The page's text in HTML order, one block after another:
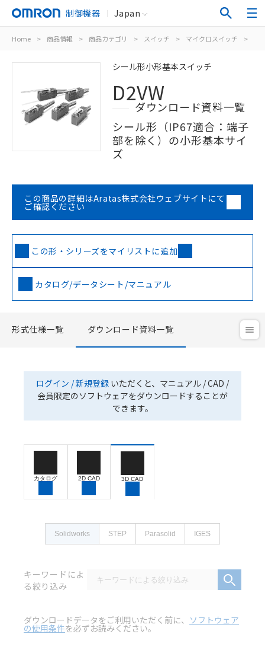
制御機器 Japan
Home > 商品情報 > 商品カテゴリ > スイッチ > マイクロスイッチ >
シール形小形基本スイッチ
D2VW
ダウンロード資料一覧
シール形（IP67適合：端子
部を除く）の小形基本サイ
ズ
この商品の詳細はAratas株式会社ウェブサイトにて
ご確認ください
この形・シリーズをマイリストに追加
カタログ/データシート/マニュアル
形式仕様一覧 ダウンロード資料一覧
ログイン / 新規登録 いただくと、マニュアル / CAD /
会員限定のソフトウェアをダウンロードすることが
できます。
カタログ 2D CAD 3D CAD
Solidworks STEP Parasolid IGES
キーワードによ
る絞り込み
ダウンロードデータをご利用いただく前に、 ソフトウェア
の使用条件を必ずお読みください。